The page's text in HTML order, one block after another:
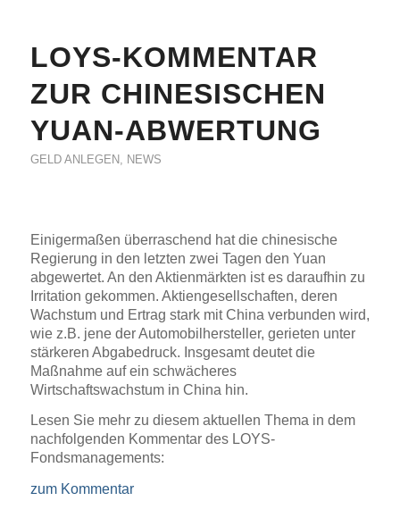
LOYS-KOMMENTAR
ZUR CHINESISCHEN
YUAN-ABWERTUNG
GELD ANLEGEN, NEWS
Einigermaßen überraschend hat die chinesische
Regierung in den letzten zwei Tagen den Yuan
abgewertet. An den Aktienmärkten ist es daraufhin zu
Irritation gekommen. Aktiengesellschaften, deren
Wachstum und Ertrag stark mit China verbunden wird,
wie z.B. jene der Automobilhersteller, gerieten unter
stärkeren Abgabedruck. Insgesamt deutet die
Maßnahme auf ein schwächeres
Wirtschaftswachstum in China hin.
Lesen Sie mehr zu diesem aktuellen Thema in dem
nachfolgenden Kommentar des LOYS-
Fondsmanagements:
zum Kommentar